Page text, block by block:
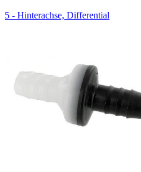
5 - Hinterachse, Differential